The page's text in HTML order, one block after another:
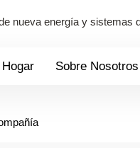
nueva energía y sistemas
Hogar Sobre Nosotros